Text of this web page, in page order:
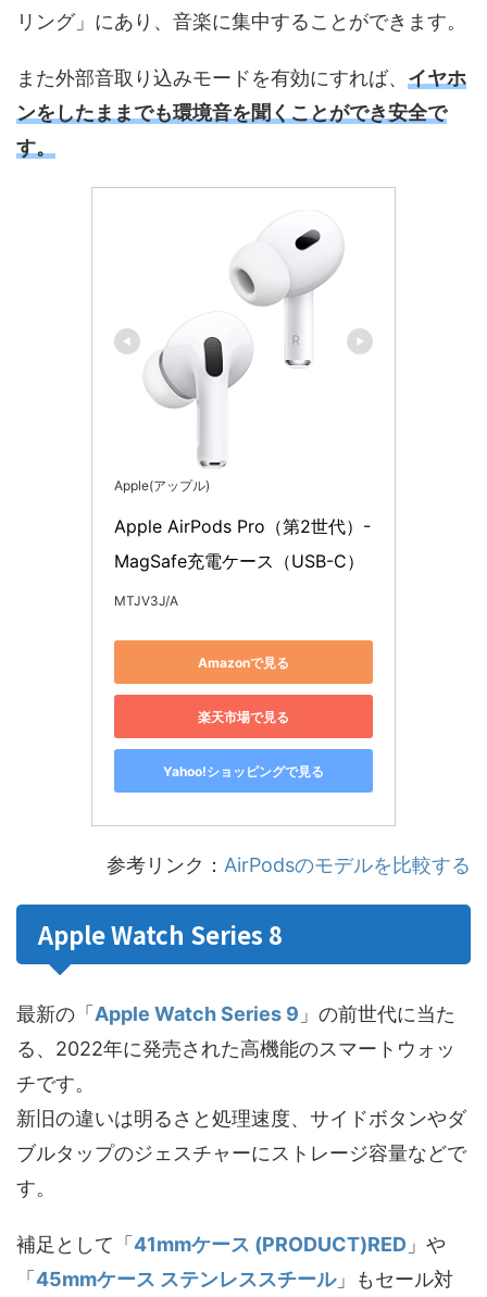
リング」にあり、音楽に集中することができます。
また外部音取り込みモードを有効にすれば、 イヤホ
ンをしたままでも環境音を聞くことができ安全で
す。
Apple(アップル)
Apple AirPods Pro（第2世代）​​​​​​​-
MagSafe充電ケース（USB-C）
MTJV3J/A
Amazonで見る
楽天市場で見る
Yahoo!ショッピングで見る
参考リンク： AirPodsのモデルを比較する
Apple Watch Series 8
最新の「 Apple Watch Series 9 」の前世代に当た
る、2022年に発売された高機能のスマートウォッ
チです。
新旧の違いは明るさと処理速度、サイドボタンやダ
ブルタップのジェスチャーにストレージ容量などで
す。
補足として「 41mmケース (PRODUCT)RED 」や
「 45mmケース ステンレススチール」もセール対